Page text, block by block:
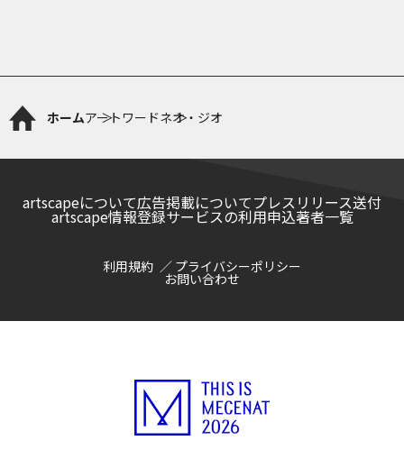
ホームアートワードネオ・ジオ
artscapeについて広告掲載についてプレスリリース送付
artscape情報登録サービスの利用申込著者一覧
利用規約 プライバシーポリシー
お問い合わせ